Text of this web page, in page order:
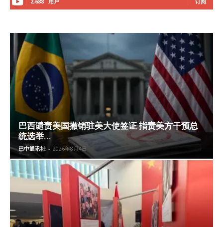
巴西谴责美国撤销驻美大使签证 指责美方干预总
统选举...
巴中通讯社 - 2026年8月4日